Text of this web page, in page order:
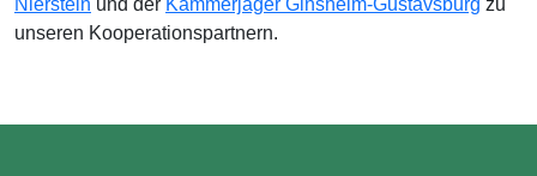
Nierstein und der Kammerjäger Ginsheim-Gustavsburg zu
unseren Kooperationspartnern.